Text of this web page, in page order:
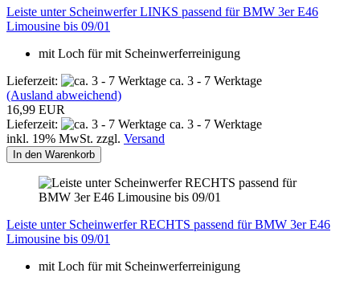
Leiste unter Scheinwerfer LINKS passend für BMW 3er E46
Limousine bis 09/01
mit Loch für mit Scheinwerferreinigung
Lieferzeit:
ca. 3 - 7 Werktage
(Ausland abweichend)
16,99 EUR
Lieferzeit:
ca. 3 - 7 Werktage
inkl. 19% MwSt. zzgl. Versand
In den Warenkorb
Leiste unter Scheinwerfer RECHTS passend für BMW 3er E46
Limousine bis 09/01
mit Loch für mit Scheinwerferreinigung